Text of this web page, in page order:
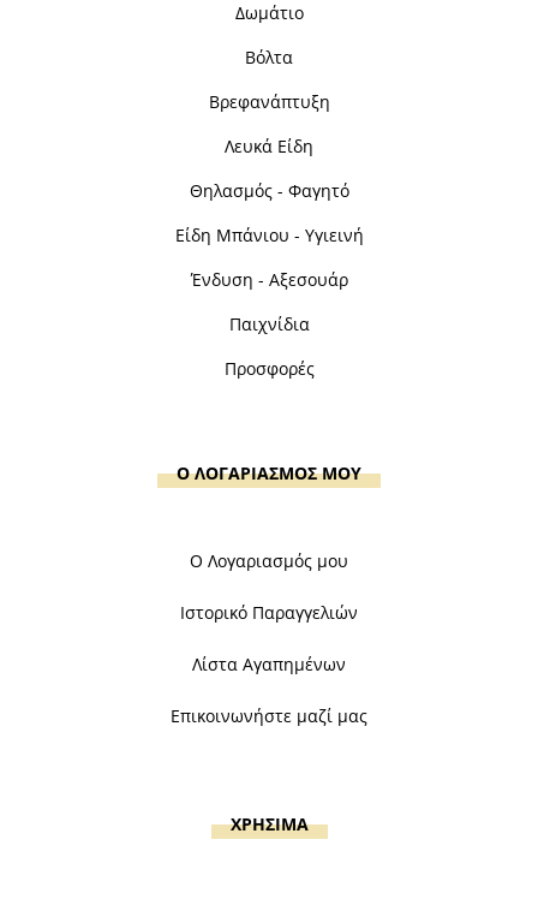
Δωμάτιο
Βόλτα
Βρεφανάπτυξη
Λευκά Είδη
Θηλασμός - Φαγητό
Είδη Μπάνιου - Υγιεινή
Ένδυση - Αξεσουάρ
Παιχνίδια
Προσφορές
Ο ΛΟΓΑΡΙΑΣΜΟΣ ΜΟΥ
Ο Λογαριασμός μου
Ιστορικό Παραγγελιών
Λίστα Αγαπημένων
Επικοινωνήστε μαζί μας
ΧΡΗΣΙΜΑ